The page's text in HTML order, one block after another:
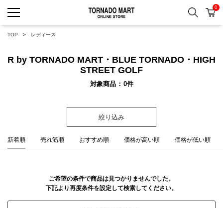
検索 カ
0
TOP レディース
R by TORNADO MART・BLUE TORNADO・HIGH
STREET GOLF
対象商品 0件
絞り込み
新着順 売れ筋順 おすすめ順 価格が高い順 価格が低い順
ご希望の条件で商品は見つかりませんでした。
下記より再度条件を設定して検索してください。